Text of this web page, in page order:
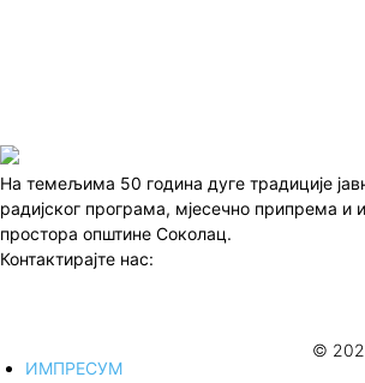
На темељима 50 година дуге традиције
радијског програма, мјесечно припрема и
простора општине Соколац.
Контактирајте нас:
ИМПРЕСУМ
©